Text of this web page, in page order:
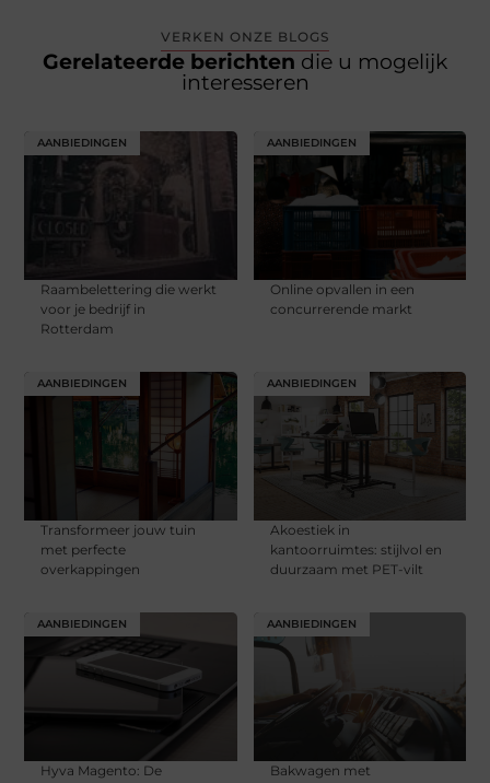
VERKEN ONZE BLOGS
Gerelateerde berichten die u mogelijk
interesseren
AANBIEDINGEN
Raambelettering die werkt
voor je bedrijf in
Rotterdam
AANBIEDINGEN
Online opvallen in een
concurrerende markt
AANBIEDINGEN
Transformeer jouw tuin
met perfecte
overkappingen
AANBIEDINGEN
Akoestiek in
kantoorruimtes: stijlvol en
duurzaam met PET-vilt
AANBIEDINGEN
Hyva Magento: De
AANBIEDINGEN
Bakwagen met